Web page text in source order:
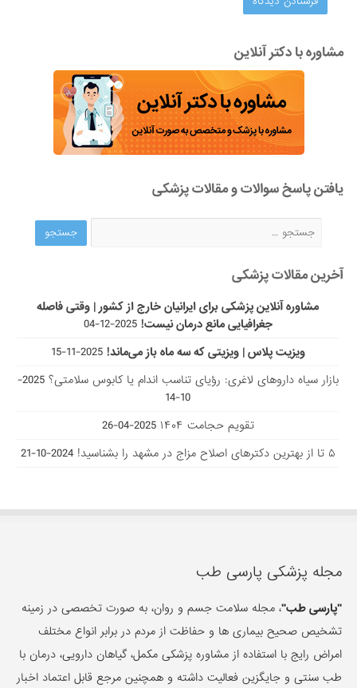
مشاوره با دکتر آنلاین
یافتن پاسخ سوالات و مقالات پزشکی
آخرین مقالات پزشکی
مشاوره آنلاین پزشکی برای ایرانیان خارج از کشور | وقتی فاصله
جغرافیایی مانع درمان نیست! 2025-12-04
ویزیت پلاس | ویزیتی که سه ماه باز می‌ماند! 2025-11-15
بازار سیاه داروهای لاغری: رؤیای تناسب اندام یا کابوس سلامتی؟
2025-
10-14
تقویم حجامت ۱۴۰۴
2025-04-26
۵ تا از بهترین دکتر‌های اصلاح مزاج در مشهد را بشناسید!
2024-10-21
مجله پزشکی پارسی طب
"پارسی طب"، مجله سلامت جسم و روان، به صورت تخصصی در زمینه
تشخیص صحیح بیماری ها و حفاظت از مردم در برابر انواع مختلف
امراض رایج با استفاده از مشاوره پزشکی مکمل، گیاهان دارویی، درمان با
طب سنتی و جایگزین فعالیت داشته و همچنین مرجع قابل اعتماد اخبار